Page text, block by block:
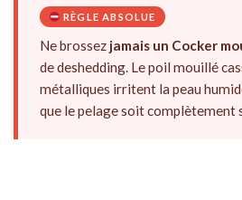
RÈGLE ABSOLUE
Ne brossez jamais un Cocker
de deshedding. Le poil mouillé
métalliques irritent la peau
que le pelage soit complètement